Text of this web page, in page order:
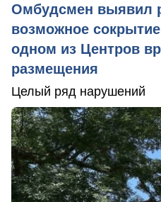
Омбудсмен выявил
возможное
одном из Центров
размещения
Целый ряд нарушений